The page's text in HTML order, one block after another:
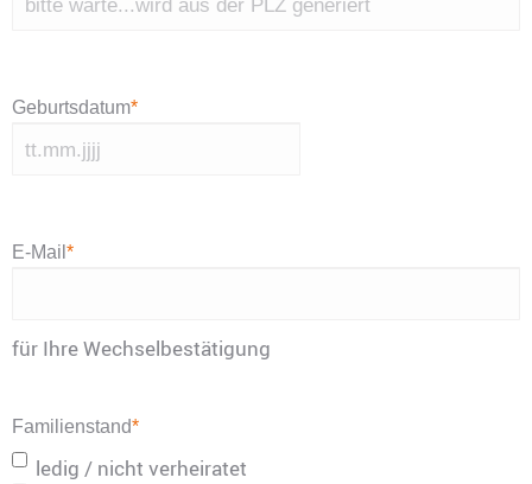
Geburtsdatum*
Punkt
E-Mail *
für Ihre Wechselbestätigung
Familienstand*
ledig / nicht verheiratet